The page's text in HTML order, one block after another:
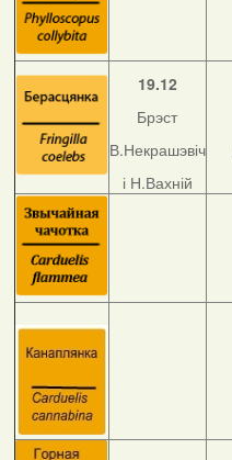
19.12
Брэст
В.Некрашэвіч
і Н.Вахній